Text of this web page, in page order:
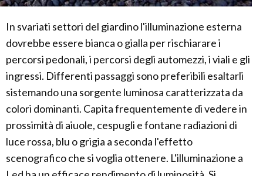
In svariati settori del giardino l'illuminazione esterna
dovrebbe essere bianca o gialla per rischiarare i
percorsi pedonali, i percorsi degli automezzi, i viali e gli
ingressi. Differenti passaggi sono preferibili esaltarli
sistemando una sorgente luminosa caratterizzata da
colori dominanti. Capita frequentemente di vedere in
prossimità di aiuole, cespugli e fontane radiazioni di
luce rossa, blu o grigia a seconda l'effetto
scenografico che si voglia ottenere. L'illuminazione a